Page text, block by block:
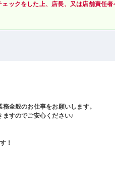
ックをした上、店長、又は店舗責任者
全般のお仕事をお願いします。
すのでご安心ください♪
！